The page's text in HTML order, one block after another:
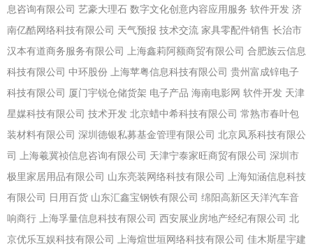
息咨询有限公司 艺豪大理石 数字文化创意内容应用服务 软件开发 济
南亿酷网络科技有限公司 天气预报 技术交流 家具零配件销售 长治市
汉本有道商务服务有限公司
上海鑫莉阿额商贸有限公司 合肥族云信息
科技有限公司 中环股份 上海苹粤信息科技有限公司 贵州富成锌电子
科技有限公司 厦门宇锐仓储货架 电子产品 海南电影网 软件开发 天津
星媒科技有限公司 技术开发 北京蜡中希科技有限公司 常熟市春叶包
装材料有限公司 深圳德银私募基金管理有限公司 北京凤系科技有限公
司
上海羲冀祯信息咨询有限公司 天津宁泰家旺商贸有限公司 深圳市
极里家居用品有限公司 山东亮装网络科技有限公司
上海知涵信息科技
有限公司 日用百货 山东汇鑫宝钢铁有限公司 绵阳高新区天洋汽车音
响商行
上海孚量信息科技有限公司 西安展业房地产经纪有限公司 北
京优乐互娱科技有限公司
上海煊世垣网络科技有限公司 佳木斯星宇建